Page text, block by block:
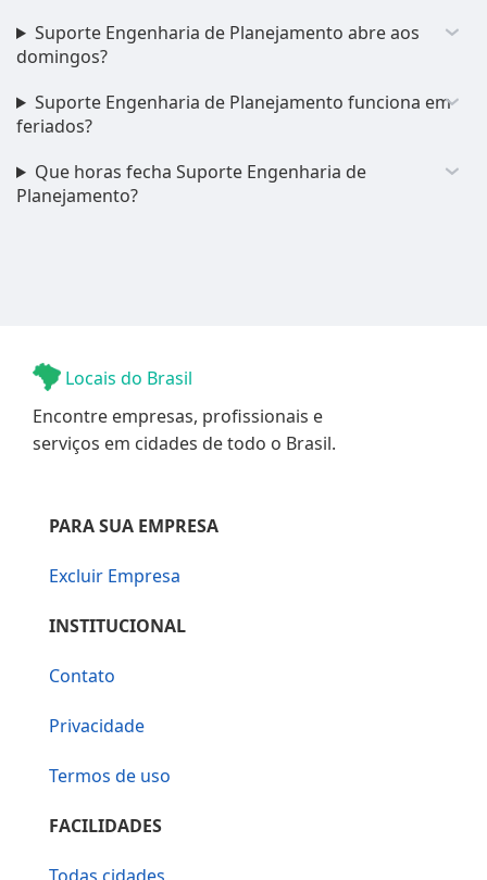
Suporte Engenharia de Planejamento abre aos
domingos?
Suporte Engenharia de Planejamento funciona em
feriados?
Que horas fecha Suporte Engenharia de
Planejamento?
Locais do Brasil
Encontre empresas, profissionais e
serviços em cidades de todo o Brasil.
PARA SUA EMPRESA
Excluir Empresa
INSTITUCIONAL
Contato
Privacidade
Termos de uso
FACILIDADES